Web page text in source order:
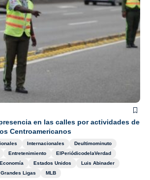
en las calles por actividades de
Centroamericanos
Internacionales
Deultimominuto
Entretenimiento
ElPeriódicodelaVerdad
Economía Estados Unidos
Luis Abinader
Grandes Ligas MLB